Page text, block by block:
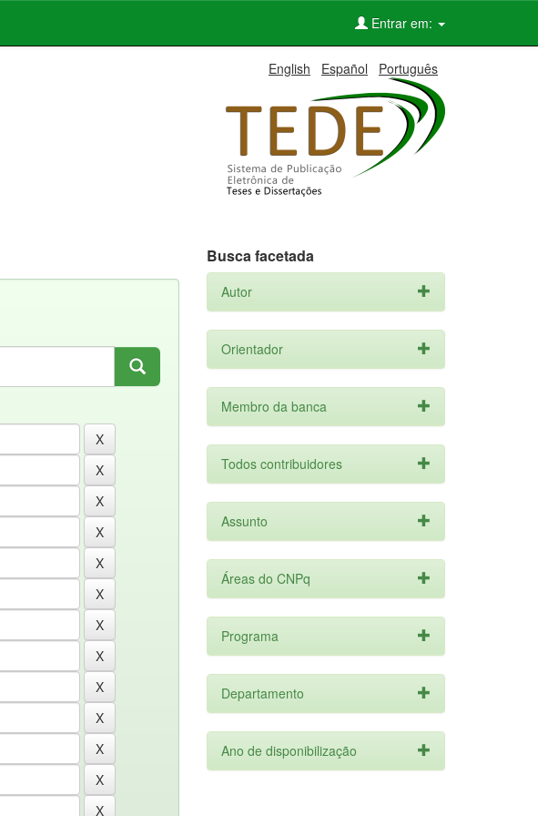
Entrar em:
English Español Português
Busca facetada
Autor
Orientador
Membro da banca
Todos contribuidores
Assunto
Áreas do CNPq
Programa
Departamento
Ano de disponibilização